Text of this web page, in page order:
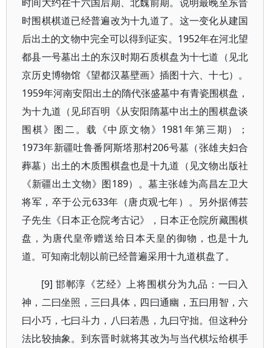
时围棋棋道已经普遍改为十九道了。这一变化从建国
后出土的文物中完全可以得到证实。1952年在河北望
都县一号墓出土的东汉时期石质棋盘为十七道（见北
京历史博物馆《望都汉墓壁画》插图十六、十七）。
1959年河南安阳出土的隋代张盛墓中有青瓷围棋盘，
为十九道（见邱百明《从安阳隋墓中出土的围棋盘谈
围棋》图二。载《中原文物》1981年第三期）；
1973年新疆吐鲁番阿斯塔那村206号墓（张雄夫妇合
葬墓）出土的木质围棋盘也是十九道（见文物出版社
《新疆出土文物》图189）。墓主张雄为高昌左卫大
将军，卒于公元633年（唐贞观七年）。另外据傅芸
子先生《日本正仓院考古记》，日本正仓院所藏围棋
盘，为唐代皇帝赠送给日本天皇的御物，也是十九
道。可知南北朝以前已经普遍采用十九道棋盘了。
[9] 邯郸淳《艺经》上将围棋分为九品：一曰入
神，二曰坐照，三曰具体，四曰通幽，五曰用智，六
曰小巧，七曰斗力，八曰若愚，九曰守拙。但这种分
法比较抽象。到东晋时就将其改为与当代棋坛给棋手